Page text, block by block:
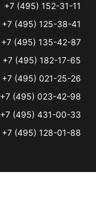
+7 (495) 152-31-11
+7 (495) 125-38-41
+7 (495) 135-42-87
+7 (495) 182-17-65
+7 (495) 021-25-26
+7 (495) 023-42-98
+7 (495) 431-00-33
+7 (495) 128-01-88